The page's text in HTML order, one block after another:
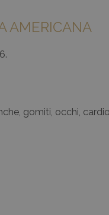
AMERICANA
gomiti, occhi,